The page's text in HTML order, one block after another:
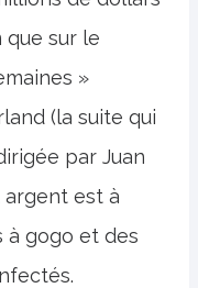
sur le
»
(la suite qui
par Juan
argent est à
à gogo et des